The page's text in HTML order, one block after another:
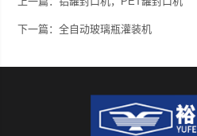
下一篇：全自动玻璃瓶灌装机